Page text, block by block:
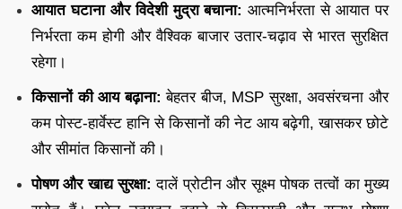
आयात घटाना और विदेशी मुद्रा बचाना: आत्मनिर्भरता से आयात पर
निर्भरता कम होगी और वैश्विक बाजार उतार-चढ़ाव से भारत सुरक्षित
रहेगा।
किसानों की आय बढ़ाना: बेहतर बीज, MSP सुरक्षा, अवसंरचना और
कम पोस्ट-हार्वेस्ट हानि से किसानों की नेट आय बढ़ेगी, खासकर छोटे
और सीमांत किसानों की।
पोषण और खाद्य सुरक्षा: दालें प्रोटीन और सूक्ष्म पोषक तत्वों का मुख्य